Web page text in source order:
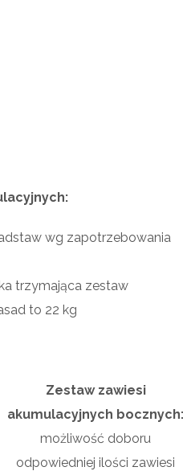
wg zapotrzebowania
trzymająca zestaw
to 22 kg
Zestaw zawiesi
akumulacyjnych bocznych:
możliwość doboru
odpowiedniej ilości zawiesi